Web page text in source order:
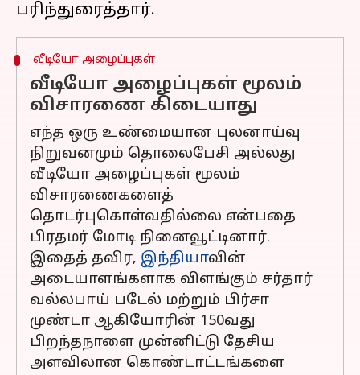
வீடியோ அழைப்புகள்
வீடியோ அழைப்புகள் மூலம்
விசாரணை கிடையாது
எந்த ஒரு உண்மையான புலனாய்வு
நிறுவனமும் தொலைபேசி அல்லது
வீடியோ அழைப்புகள் மூலம்
விசாரணைகளைத்
தொடர்புகொள்வதில்லை என்பதை
பிரதமர் மோடி நினைவூட்டினார்.
இதைத் தவிர, இந்தியாவின்
அடையாளங்களாக விளங்கும் சர்தார்
வல்லபாய் படேல் மற்றும் பிர்சா
முண்டா ஆகியோரின் 150வது
பிறந்தநாளை முன்னிட்டு தேசிய
அளவிலான கொண்டாட்டங்களை